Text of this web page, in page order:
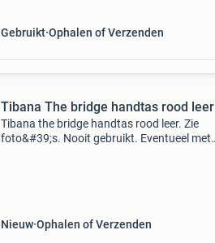
Gebruikt Ophalen of Verzenden
Tibana The bridge handtas rood leer
Tibana the bridge handtas rood leer. Zie
foto&#39;s. Nooit gebruikt. Eventueel met
Nieuw Ophalen of Verzenden